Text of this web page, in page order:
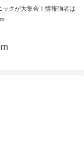
クが大集合！情報強者は